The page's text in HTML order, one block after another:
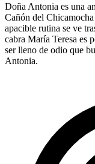
Doña Antonia es una
Cañón del
apacible rutina se ve
cabra María Teresa es
ser lleno de odio que
Antonia.